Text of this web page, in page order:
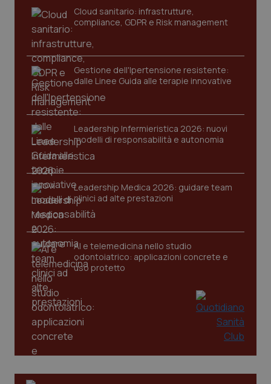
Cloud sanitario: infrastrutture,
compliance, GDPR e Risk management
Gestione dell'Ipertensione resistente:
dalle Linee Guida alle terapie innovative
Leadership Infermieristica 2026: nuovi
modelli di responsabilità e autonomia
Leadership Medica 2026: guidare team
clinici ad alte prestazioni
AI e telemedicina nello studio
odontoiatrico: applicazioni concrete e
uso protetto
protette del sito. Il sito web non è in grado di
funzionare correttamente senza questi cookie.
Nome
VISITOR_PRIVACY_METADATA
.youtube.com
CookieScriptConsent
CookieScript